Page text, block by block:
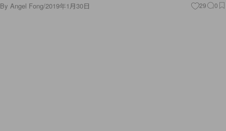
By Angel Fong/2019年1月30日 29 0